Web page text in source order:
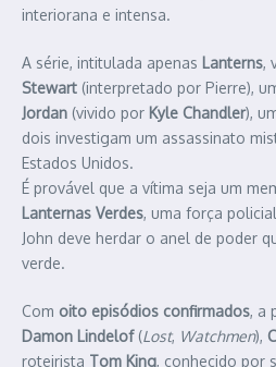
interiorana e intensa.
A série, intitulada apenas Lanterns,
Stewart (interpretado por Pierre),
Jordan (vivido por Kyle Chandler),
dois investigam um assassinato
Estados Unidos.
É provável que a vítima seja um
Lanternas Verdes, uma força
John deve herdar o anel de poder
verde.
Com oito episódios confirmados, a
Damon Lindelof(Lost, Watchmen),
roteirista Tom King, conhecido por